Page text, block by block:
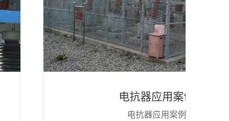
电抗器应用案例
电抗器应用案例